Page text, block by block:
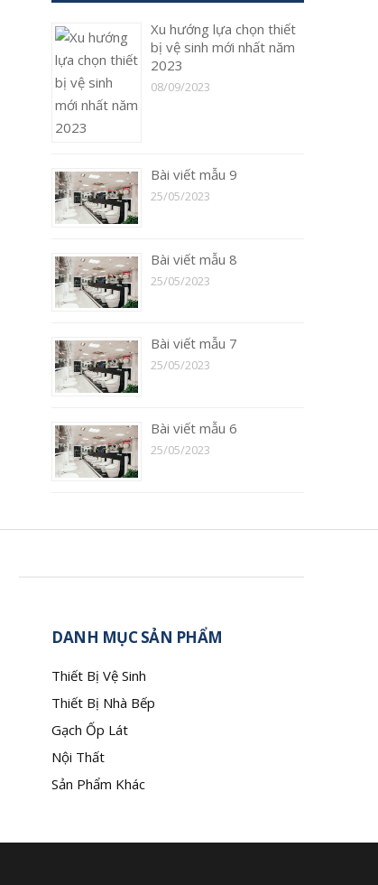
Xu hướng lựa chọn thiết
bị vệ sinh mới nhất năm
2023
08/09/2023
Bài viết mẫu 9
25/05/2023
Bài viết mẫu 8
25/05/2023
Bài viết mẫu 7
25/05/2023
Bài viết mẫu 6
25/05/2023
DANH MỤC SẢN PHẨM
Thiết Bị Vệ Sinh
Thiết Bị Nhà Bếp
Gạch Ốp Lát
Nội Thất
Sản Phẩm Khác